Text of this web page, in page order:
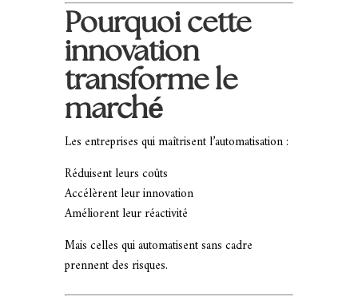
Pourquoi cette
innovation
transforme le
marché
Les entreprises qui maîtrisent l’automatisation :
Réduisent leurs coûts
Accélèrent leur innovation
Améliorent leur réactivité
Mais celles qui automatisent sans cadre
prennent des risques.